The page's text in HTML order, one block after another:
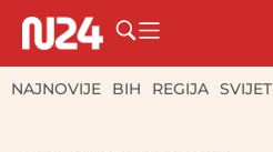
NAJNOVIJE BIH REGIJA SVIJET